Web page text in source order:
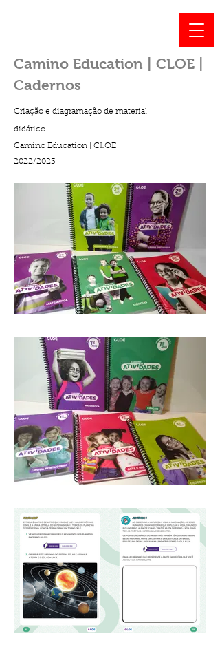
Camino Education | CLOE |
Cadernos
Criação e diagramação de material
didático.
Camino Education | CLOE
2022/2023